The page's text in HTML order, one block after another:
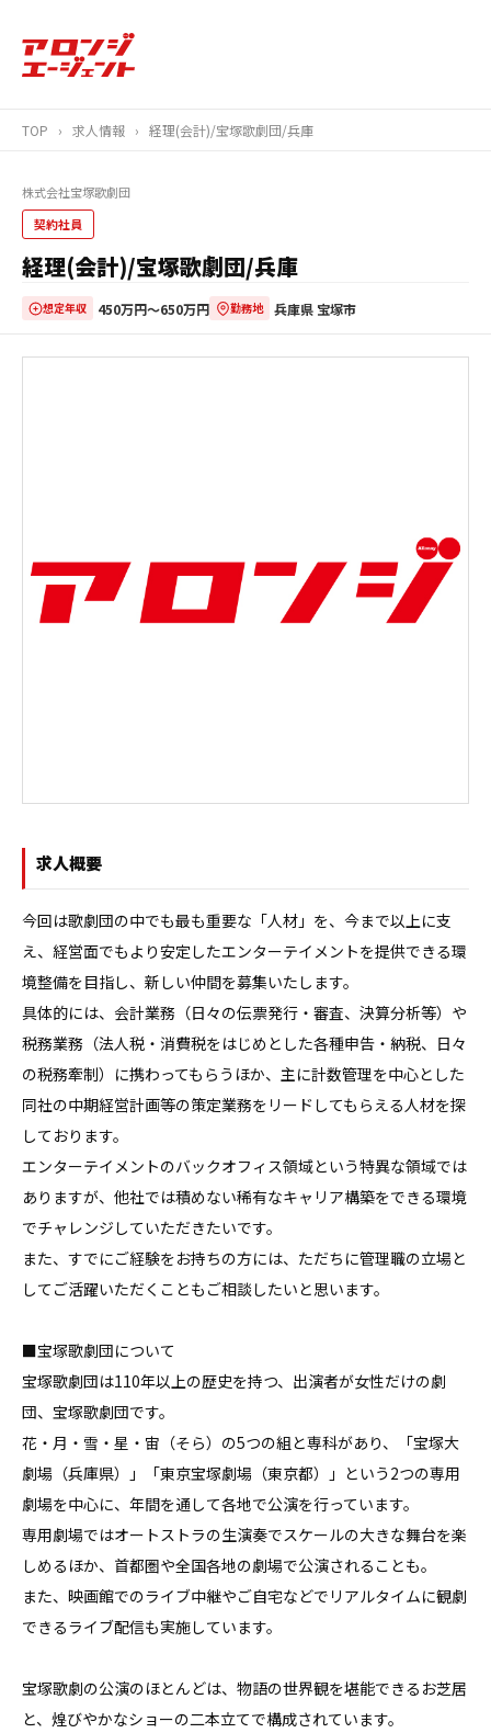
TOP › 求人情報 › 経理(会計)/宝塚歌劇団/兵庫
株式会社宝塚歌劇団
契約社員
経理(会計)/宝塚歌劇団/兵庫
想定年収 450万円〜650万円 勤務地 兵庫県 宝塚市
求人概要
今回は歌劇団の中でも最も重要な「人材」を、今まで以上に支
え、経営面でもより安定したエンターテイメントを提供できる環
境整備を目指し、新しい仲間を募集いたします。
具体的には、会計業務（日々の伝票発行・審査、決算分析等）や
税務業務（法人税・消費税をはじめとした各種申告・納税、日々
の税務牽制）に携わってもらうほか、主に計数管理を中心とした
同社の中期経営計画等の策定業務をリードしてもらえる人材を探
しております。
エンターテイメントのバックオフィス領域という特異な領域では
ありますが、他社では積めない稀有なキャリア構築をできる環境
でチャレンジしていただきたいです。
また、すでにご経験をお持ちの方には、ただちに管理職の立場と
してご活躍いただくこともご相談したいと思います。
■宝塚歌劇団について
宝塚歌劇団は110年以上の歴史を持つ、出演者が女性だけの劇
団、宝塚歌劇団です。
花・月・雪・星・宙（そら）の5つの組と専科があり、「宝塚大
劇場（兵庫県）」「東京宝塚劇場（東京都）」という2つの専用
劇場を中心に、年間を通して各地で公演を行っています。
専用劇場ではオートストラの生演奏でスケールの大きな舞台を楽
しめるほか、首都圏や全国各地の劇場で公演されることも。
また、映画館でのライブ中継やご自宅などでリアルタイムに観劇
できるライブ配信も実施しています。
宝塚歌劇の公演のほとんどは、物語の世界観を堪能できるお芝居
と、煌びやかなショーの二本立てで構成されています。